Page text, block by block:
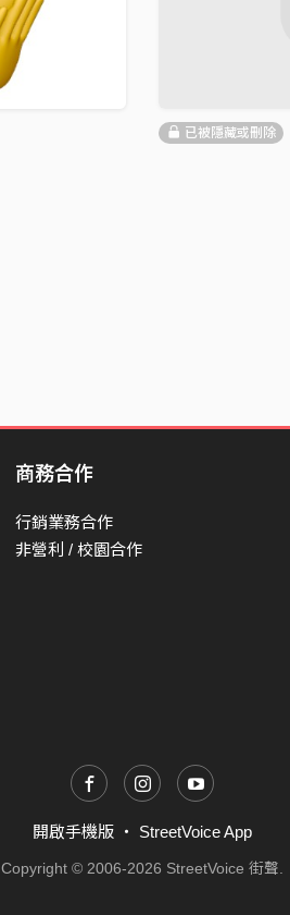
已被隱藏或刪除
商務合作
行銷業務合作
非營利 / 校園合作
開啟手機版 ・ StreetVoice App
Copyright © 2006-2026 StreetVoice 街聲.